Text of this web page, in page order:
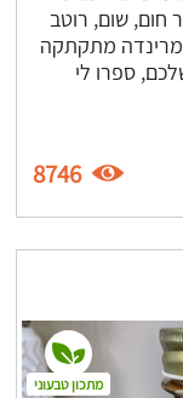
חום, שום, רוטב
מרינדה מתקתקה
ספרו לי
8746
מתכון טבעוני